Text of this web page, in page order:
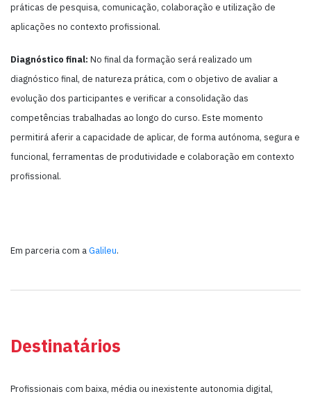
práticas de pesquisa, comunicação, colaboração e utilização de
aplicações no contexto profissional.
Diagnóstico final: No final da formação será realizado um
diagnóstico final, de natureza prática, com o objetivo de avaliar a
evolução dos participantes e verificar a consolidação das
competências trabalhadas ao longo do curso. Este momento
permitirá aferir a capacidade de aplicar, de forma autónoma, segura e
funcional, ferramentas de produtividade e colaboração em contexto
profissional.
Em parceria com a Galileu.
Destinatários
Profissionais com baixa, média ou inexistente autonomia digital,